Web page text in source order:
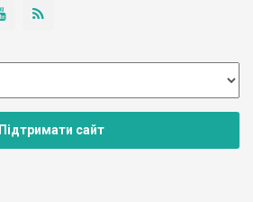
Підтримати сайт